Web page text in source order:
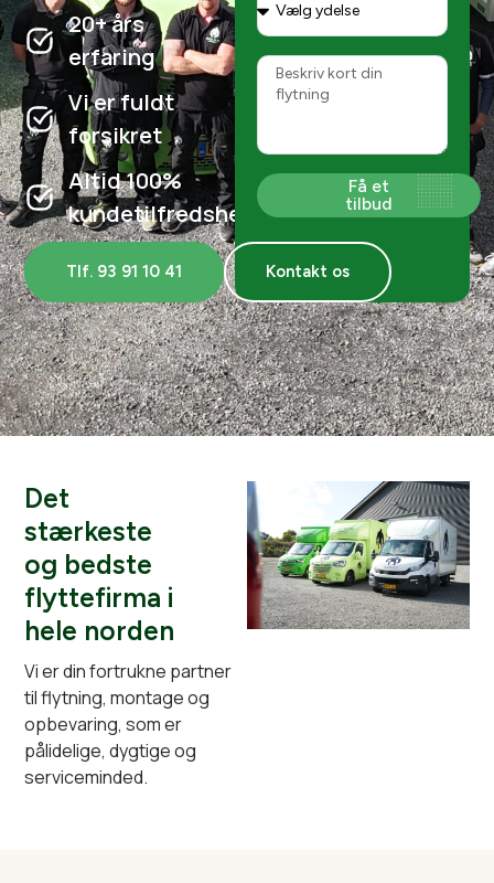
20+ års
erfaring
Vi er fuldt
forsikret
Altid 100%
kundetilfredshed
Tlf. 93 91 10 41 Kontakt os
Få et
tilbud
Det
stærkeste
og bedste
flyttefirma i
hele norden
Vi er din fortrukne partner
til flytning, montage og
opbevaring, som er
pålidelige, dygtige og
serviceminded.